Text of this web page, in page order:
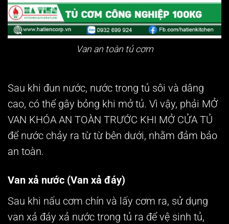
Van an toàn tủ cơm
Sau khi đun nước, nước trong tủ sôi và dâng
cao, có thể gây bỏng khi mở tủ. Vì vậy, phải MỞ
VAN KHÓA AN TOÀN TRƯỚC KHI MỞ CỬA TỦ
để nước chảy ra từ từ bên dưới, nhằm đảm bảo
an toàn.
Van xả nước (Van xả đáy)
Sau khi nấu cơm chín và lấy cơm ra, sử dụng
van xả đáy xả nước trong tủ ra để vệ sinh tủ,